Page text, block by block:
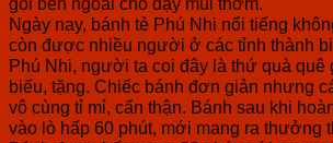
Ngày nay, bánh tẻ Phú Nhi nổi tiếng
còn được nhiều người ở các tỉnh thành
Phú Nhi, người ta coi đây là thứ quà quê
biếu, tặng. Chiếc bánh đơn giản nhưng
vô cùng tỉ mỉ, cẩn thận. Bánh sau khi
vào lò hấp 60 phút, mới mang ra thưởng